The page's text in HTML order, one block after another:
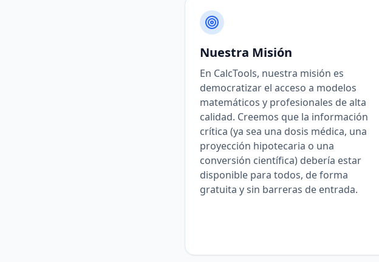
Nuestra Misión
En CalcTools, nuestra misión es
democratizar el acceso a modelos
matemáticos y profesionales de alta
calidad. Creemos que la información
crítica (ya sea una dosis médica, una
proyección hipotecaria o una
conversión científica) debería estar
disponible para todos, de forma
gratuita y sin barreras de entrada.